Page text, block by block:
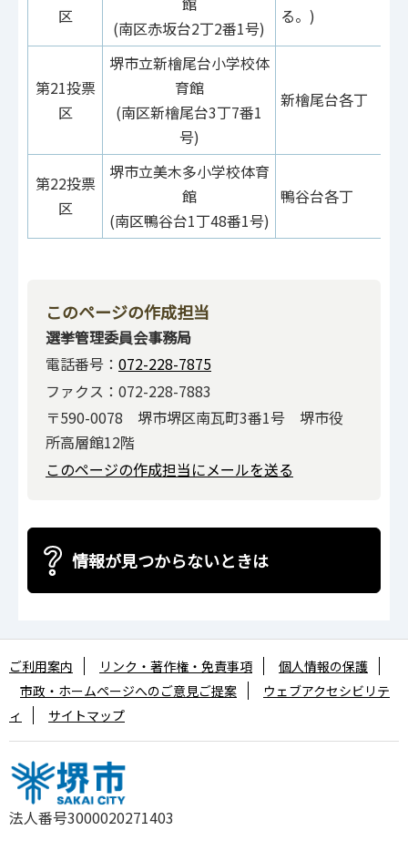
区
(南区赤坂台2丁2番1号)
る。)
第21投票
区
堺市立新檜尾台小学校体
育館
(南区新檜尾台3丁7番1
号)
新檜尾台各丁
第22投票
区
堺市立美木多小学校体育
館
(南区鴨谷台1丁48番1号)
鴨谷台各丁
このページの作成担当
選挙管理委員会事務局
電話番号： 072-228-7875
ファクス：072-228-7883
〒590-0078 堺市堺区南瓦町3番1号 堺市役
所高層館12階
このページの作成担当にメールを送る
情報が見つからないときは
法人番号3000020271403
ご利用案内 リンク・著作権・免責事項
個人情報の保護
市政・ホームページへのご意見ご提案
ウェブアクセシビリテ
ィ
サイトマップ